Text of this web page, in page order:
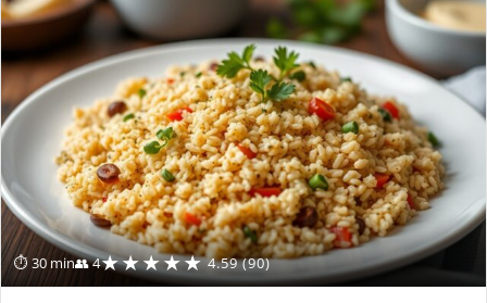
⏱ 30 min👥 4★★★★★ 4.59 (90)